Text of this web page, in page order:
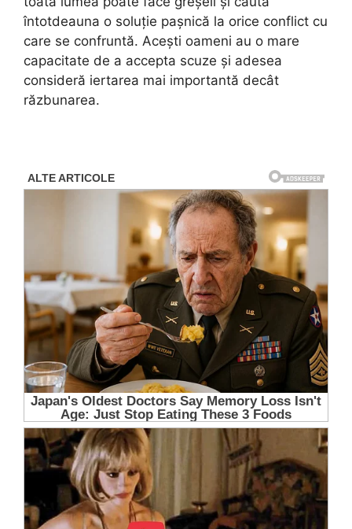
întotdeauna o soluție pașnică la orice conflict cu
care se confruntă. Acești oameni au o mare
capacitate de a accepta scuze și adesea
consideră iertarea mai importantă decât
răzbunarea.